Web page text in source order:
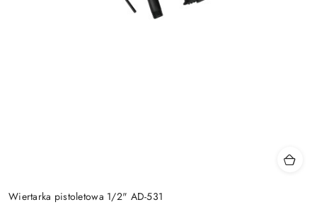
Wiertarka pistoletowa 1/2" AD-531